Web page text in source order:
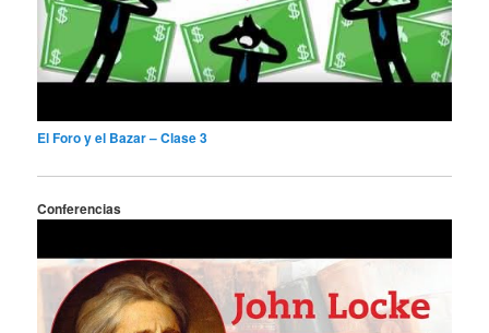
El Foro y el Bazar – Clase 3
Conferencias